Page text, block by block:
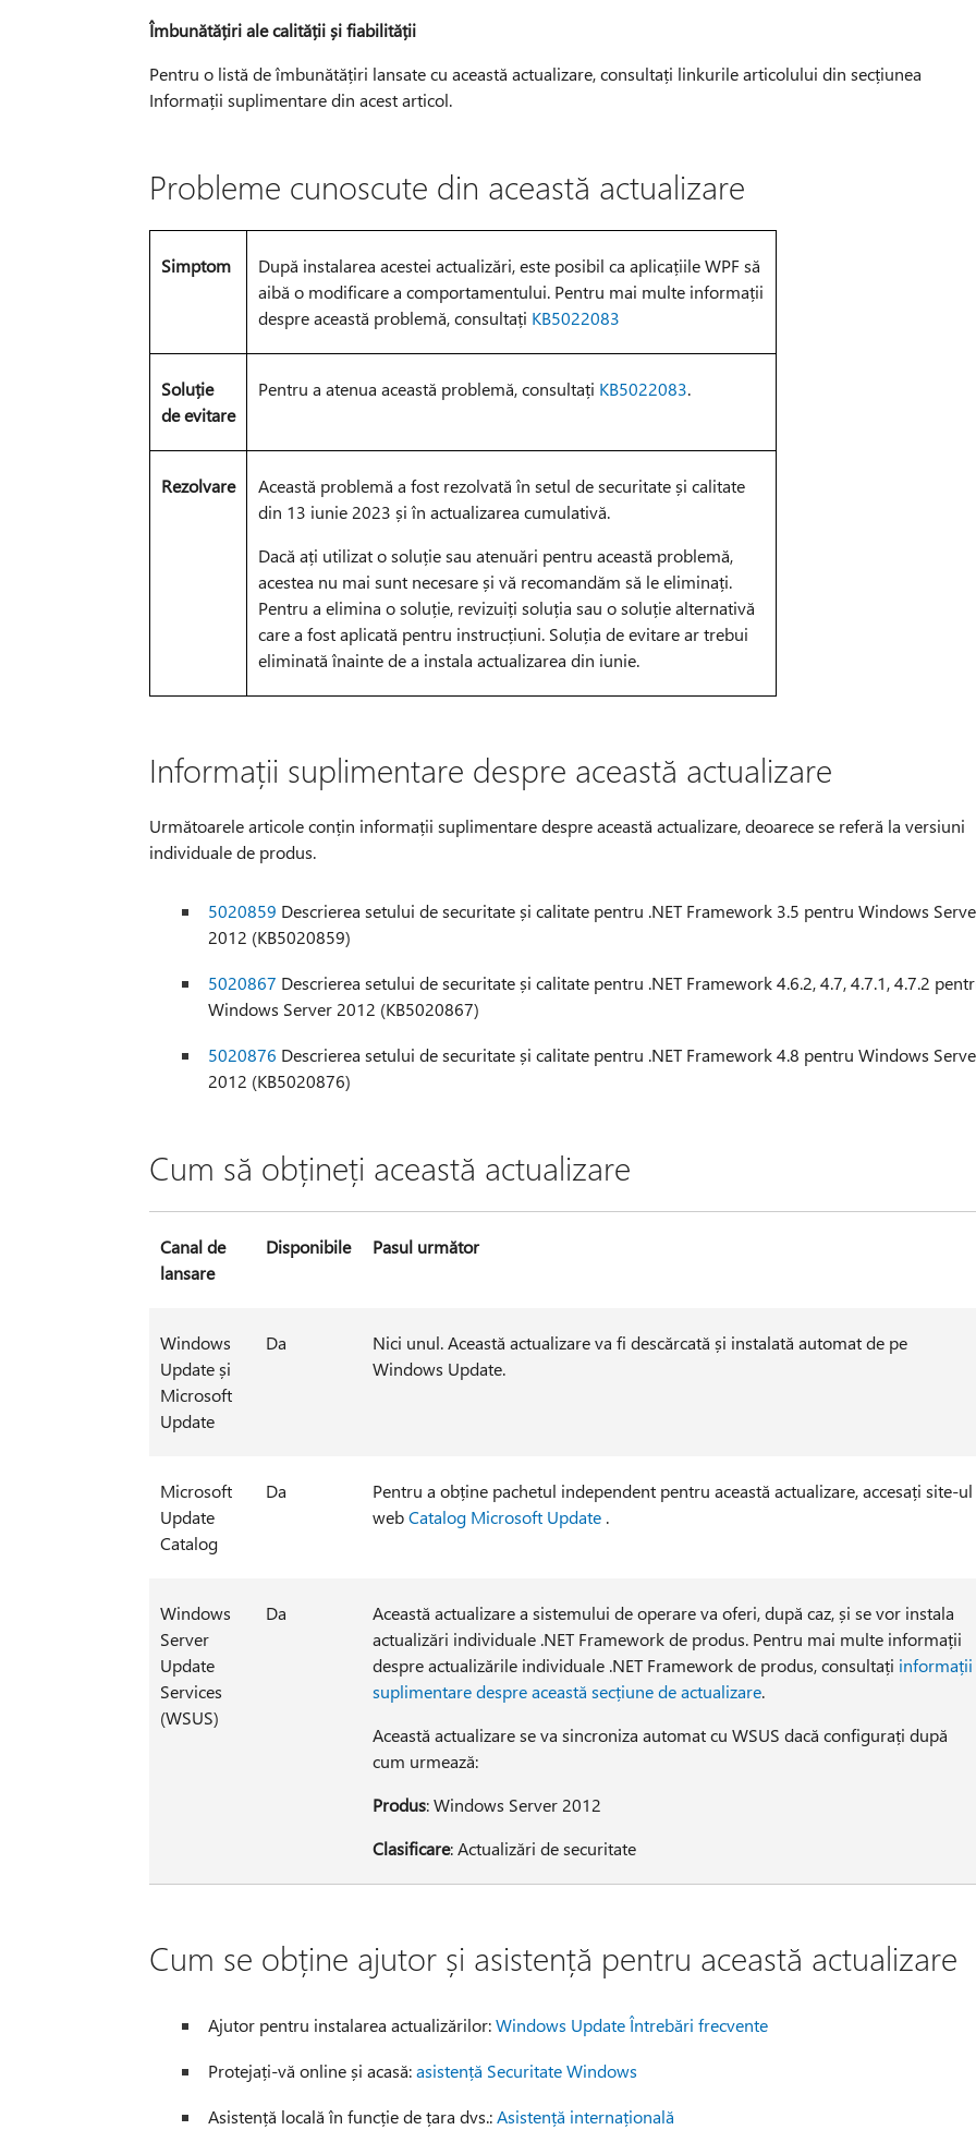
Îmbunătățiri ale calității și fiabilității
Pentru o listă de îmbunătățiri lansate cu această actualizare, consultați linkurile articolului din secțiunea
Informații suplimentare din acest articol.
Probleme cunoscute din această actualizare
Simptom
După instalarea acestei actualizări, este posibil ca aplicațiile WPF să
aibă o modificare a comportamentului. Pentru mai multe informații
despre această problemă, consultați KB5022083
Soluție
de evitare
Pentru a atenua această problemă, consultați KB5022083.
Rezolvare
Această problemă a fost rezolvată în setul de securitate și calitate
din 13 iunie 2023 și în actualizarea cumulativă.
Dacă ați utilizat o soluție sau atenuări pentru această problemă,
acestea nu mai sunt necesare și vă recomandăm să le eliminați.
Pentru a elimina o soluție, revizuiți soluția sau o soluție alternativă
care a fost aplicată pentru instrucțiuni. Soluția de evitare ar trebui
eliminată înainte de a instala actualizarea din iunie.
Informații suplimentare despre această actualizare
Următoarele articole conțin informații suplimentare despre această actualizare, deoarece se referă la versiuni
individuale de produs.
5020859 Descrierea setului de securitate și calitate pentru .NET Framework 3.5 pentru Windows
2012 (KB5020859)
5020867 Descrierea setului de securitate și calitate pentru .NET Framework 4.6.2, 4.7, 4.7.1, 4.7.2
Windows Server 2012 (KB5020867)
5020876 Descrierea setului de securitate și calitate pentru .NET Framework 4.8 pentru Windows
2012 (KB5020876)
Cum să obțineți această actualizare
Canal de
lansare
Disponibile Pasul următor
Windows
Update și
Microsoft
Update
Da
Nici unul. Această actualizare va fi descărcată și instalată automat de pe
Windows Update.
Microsoft
Update
Catalog
Da
Pentru a obține pachetul independent pentru această actualizare, accesați site-ul
webCatalog Microsoft Update.
Windows
Server
Update
Services
(WSUS)
Da
Această actualizare a sistemului de operare va oferi, după caz, și se vor instala
actualizări individuale .NET Framework de produs. Pentru mai multe informații
despre actualizările individuale .NET Framework de produs, consultați informații
suplimentare despre această secțiune de actualizare.
Această actualizare se va sincroniza automat cu WSUS dacă configurați după
cum urmează:
Produs: Windows Server 2012
Clasificare: Actualizări de securitate
Cum se obține ajutor și asistență pentru această actualizare
Ajutor pentru instalarea actualizărilor:Windows Update Întrebări frecvente
Protejați-vă online și acasă:asistență Securitate Windows
Asistență locală în funcție de țara dvs.:Asistență internațională